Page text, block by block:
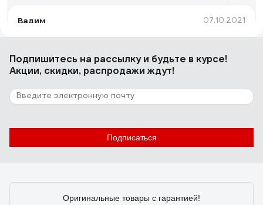
Вадим 07.10.2021
Цена и качество пошива
136 отзывов
Отзыв о перчатках Jeta Safety Ferrus Max
10/XL
Подпишитесь на рассылкуи будьте в курсе!
Акции, скидки, распродажи ждут!
Подписаться
Оригинальные товары с гарантией!